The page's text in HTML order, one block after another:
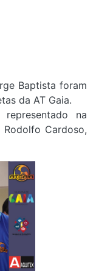
Baptista foram
da AT Gaia.
na
Cardoso,